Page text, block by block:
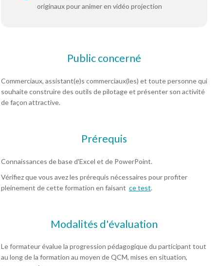
originaux pour animer en vidéo projection
Public concerné
Commerciaux, assistant(e)s commerciaux(les) et toute personne qui
souhaite construire des outils de pilotage et présenter son activité
de façon attractive.
Prérequis
Connaissances de base d'Excel et de PowerPoint.
Vérifiez que vous avez les prérequis nécessaires pour profiter
pleinement de cette formation en faisant ce test.
Modalités d'évaluation
Le formateur évalue la progression pédagogique du participant tout
au long de la formation au moyen de QCM, mises en situation,